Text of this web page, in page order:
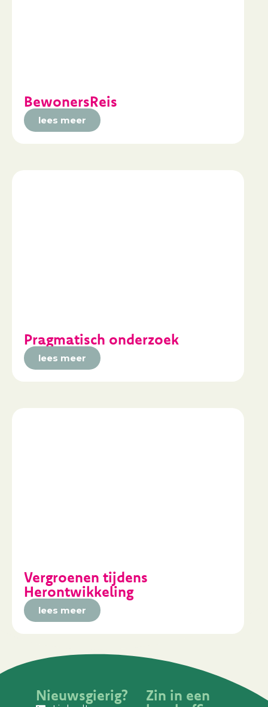
BewonersReis
lees meer
Pragmatisch onderzoek
lees meer
Vergroenen tijdens
Herontwikkeling
lees meer
Nieuwsgierig?
Zin in een